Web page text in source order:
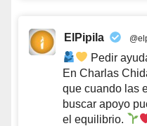
ElPipila
Pedir
En Charlas
que cuando las
buscar apoyo
el equilibrio.